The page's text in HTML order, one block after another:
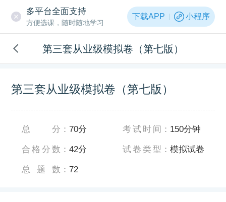
多平台全面支持
方便选课，随时随地学习
下载APP 小程序
第三套从业级模拟卷（第七版）
第三套从业级模拟卷（第七版）
总分 ：70分
合格分数 ：42分
总题数 ：72
考试时间 ： 150分钟
试卷类型 ：模拟试卷